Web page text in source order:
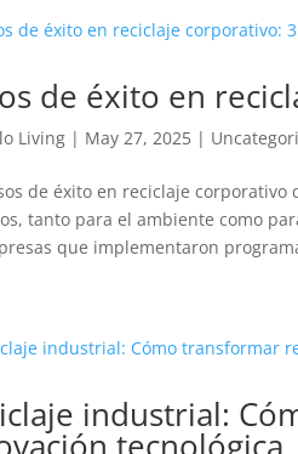
de éxito en
Living | May 27, 2025 |
de éxito en reciclaje
tanto para el ambiente como
que implementaron
industrial: